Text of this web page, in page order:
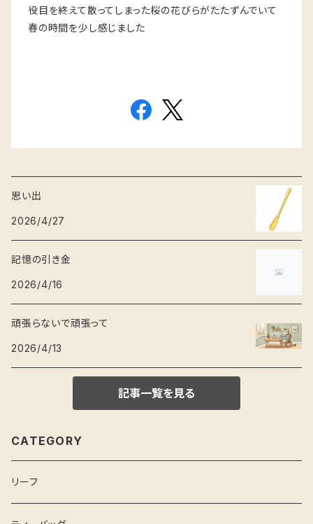
役目を終えて散ってしまった桜の花びらがたたずんでいて
春の時間を少し感じました
思い出
2026/4/27
記憶の引き金
2026/4/16
頑張らないで頑張って
2026/4/13
記事一覧を見る
CATEGORY
リーフ